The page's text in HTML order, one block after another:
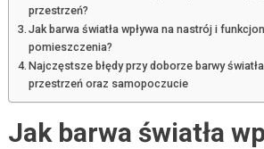
przestrzeń?
Jak barwa światła wpływa na nastrój i
pomieszczenia?
Najczęstsze błędy przy doborze barwy
przestrzeń oraz samopoczucie
Jak barwa światła